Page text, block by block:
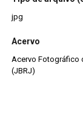
jpg
Acervo
Acervo Fotográfico
(JBRJ)